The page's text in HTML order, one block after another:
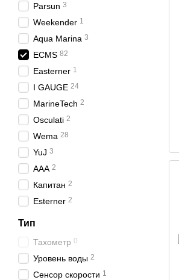
Parsun 3
Weekender 1
Aqua Marina 3
ECMS 82
Easterner 1
I GAUGE 24
MarineTech 2
Osculati 2
Wema 28
YuJ 3
AAA 2
Капитан 2
Esterner 2
Тип
Тахометр 0
Уровень воды 2
Сенсор скорости 1